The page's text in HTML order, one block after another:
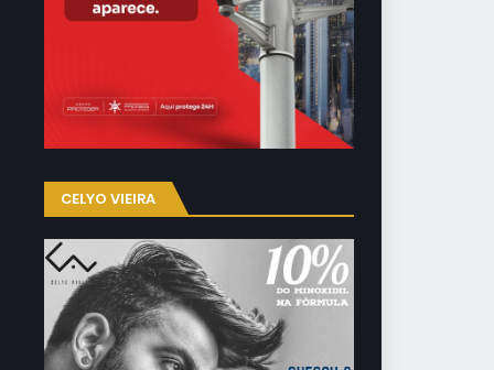
CELYO VIEIRA